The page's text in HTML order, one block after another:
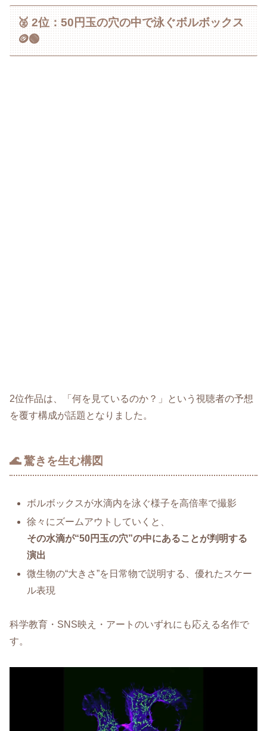
🥈 2位：50円玉の穴の中で泳ぐボルボックス
🪙🟢
2位作品は、「何を見ているのか？」という視聴者の予想
を覆す構成が話題となりました。
🌊 驚きを生む構図
ボルボックスが水滴内を泳ぐ様子を高倍率で撮影
徐々にズームアウトしていくと、
その水滴が“50円玉の穴”の中にあることが判明する
演出
微生物の“大きさ”を日常物で説明する、優れたスケー
ル表現
科学教育・SNS映え・アートのいずれにも応える名作で
す。